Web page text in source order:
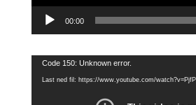
00:00
Videoavspiller
Code 150: Unknown error.
Last ned fil: https://www.youtube.com/